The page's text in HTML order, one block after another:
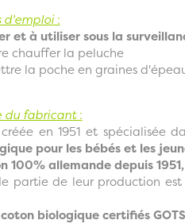
d'emploi:
et à utiliser sous la
chauffer la peluche
la poche en graines
du fabricant:
en 1951 et spécialisée
pour les bébés et les
100% allemande depuis 1951,
partie de leur production
biologique certifiés